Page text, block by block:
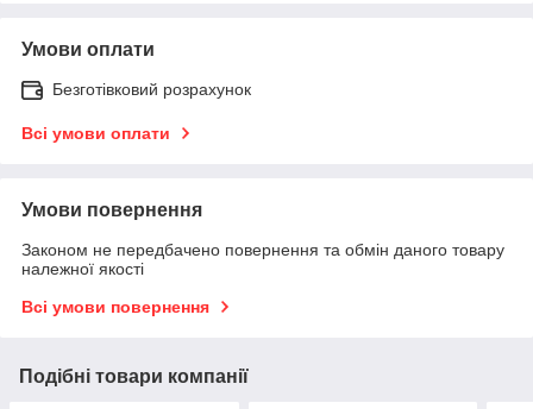
Умови оплати
Безготівковий розрахунок
Всі умови оплати
Умови повернення
Законом не передбачено повернення та обмін даного товару
належної якості
Всі умови повернення
Подібні товари компанії